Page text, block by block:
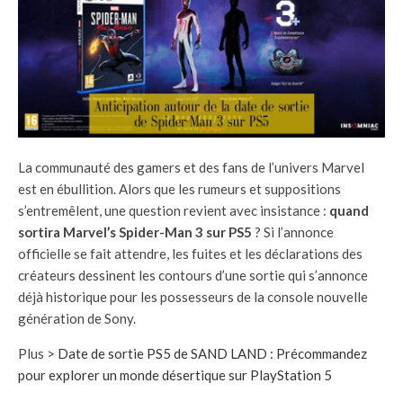
La communauté des gamers et des fans de l’univers Marvel
est en ébullition. Alors que les rumeurs et suppositions
s’entremêlent, une question revient avec insistance : quand
sortira Marvel’s Spider-Man 3 sur PS5 ? Si l’annonce
officielle se fait attendre, les fuites et les déclarations des
créateurs dessinent les contours d’une sortie qui s’annonce
déjà historique pour les possesseurs de la console nouvelle
génération de Sony.
Plus > Date de sortie PS5 de SAND LAND : Précommandez
pour explorer un monde désertique sur PlayStation 5